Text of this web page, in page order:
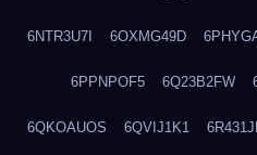
6NTR3U7I 6OXMG49D
6PPNPOF5 6Q23B2FW
6QKOAUOS 6QVIJ1K1